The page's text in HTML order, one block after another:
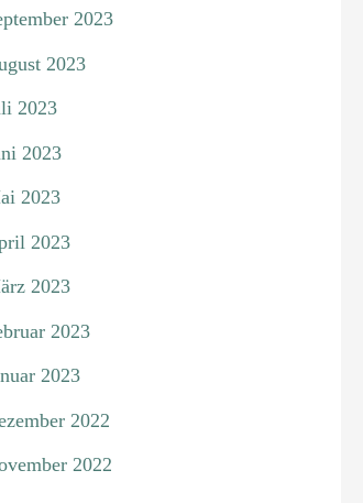
2023
2023
2023
2023
2023
2023
2023
2023
2023
2022
2022